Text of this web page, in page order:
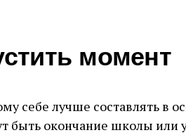
момент
себе лучше составлять в
быть окончание школы или